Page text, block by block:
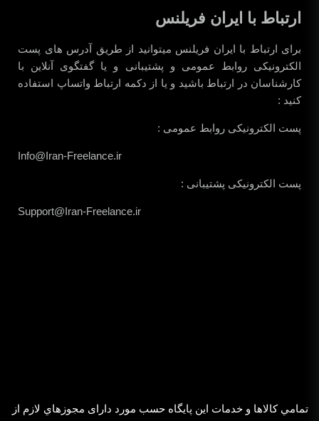
ارتباط با ایران فریلنس
برای ارتباط با ایران فریلنس میتوانید از طریق آدرس های پست
الکترونیکی روابط عمومی و پشتیبانی و یا گفتگوی آنلاین با
کارشناسان در ارتباط باشید و یا از دکمه ارتباط واتساپ استفاده
کنید :
پست الکترونیکی روابط عمومی :
Info@Iran-Freelance.ir
پست الکترونیکی پشتیبانی :
Support@Iran-Freelance.ir
تمامي كالاها و خدمات اين پایگاه حسب مورد دارای مجوزهاي لازم از